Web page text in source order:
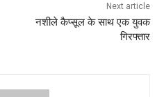
Next article
नशीले कैप्सूल के साथ एक युवक
गिरफ्तार